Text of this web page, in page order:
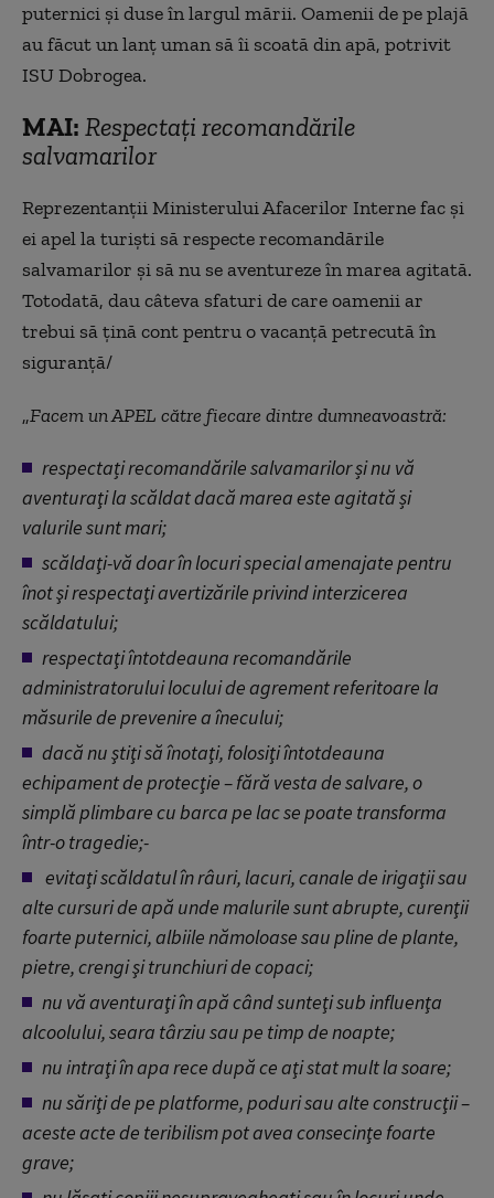
puternici și duse în largul mării. Oamenii de pe plajă
au făcut un lanț uman să îi scoată din apă, potrivit
ISU Dobrogea.
MAI: Respectați recomandările
salvamarilor
Reprezentanții Ministerului Afacerilor Interne fac și
ei apel la turiști să respecte recomandările
salvamarilor și să nu se aventureze în marea agitată.
Totodată, dau câteva sfaturi de care oamenii ar
trebui să țină cont pentru o vacanță petrecută în
siguranță/
„Facem un APEL către fiecare dintre dumneavoastră:
respectați recomandările salvamarilor și nu vă
aventuraţi la scăldat dacă marea este agitată și
valurile sunt mari;
scăldaţi-vă doar în locuri special amenajate pentru
înot şi respectaţi avertizările privind interzicerea
scăldatului;
respectaţi întotdeauna recomandările
administratorului locului de agrement referitoare la
măsurile de prevenire a înecului;
dacă nu ştiţi să înotaţi, folosiţi întotdeauna
echipament de protecţie – fără vesta de salvare, o
simplă plimbare cu barca pe lac se poate transforma
într-o tragedie;-
evitaţi scăldatul în râuri, lacuri, canale de irigaţii sau
alte cursuri de apă unde malurile sunt abrupte, curenţii
foarte puternici, albiile nămoloase sau pline de plante,
pietre, crengi şi trunchiuri de copaci;
nu vă aventuraţi în apă când sunteţi sub influenţa
alcoolului, seara târziu sau pe timp de noapte;
nu intraţi în apa rece după ce aţi stat mult la soare;
nu săriţi de pe platforme, poduri sau alte construcţii –
aceste acte de teribilism pot avea consecinţe foarte
grave;